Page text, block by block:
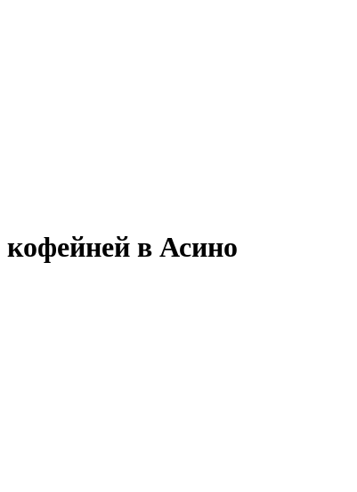
в Асино